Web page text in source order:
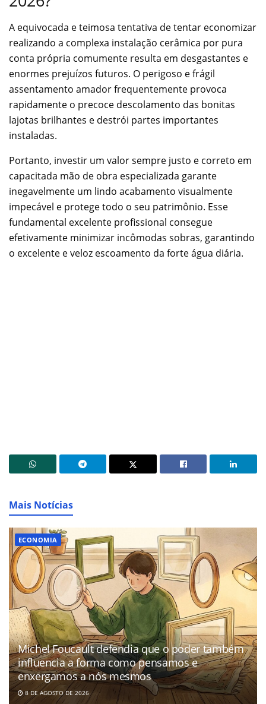
A equivocada e teimosa tentativa de tentar economizar
realizando a complexa instalação cerâmica por pura
conta própria comumente resulta em desgastantes e
enormes prejuízos futuros. O perigoso e frágil
assentamento amador frequentemente provoca
rapidamente o precoce descolamento das bonitas
lajotas brilhantes e destrói partes importantes
instaladas.
Portanto, investir um valor sempre justo e correto em
capacitada mão de obra especializada garante
inegavelmente um lindo acabamento visualmente
impecável e protege todo o seu patrimônio. Esse
fundamental excelente profissional consegue
efetivamente minimizar incômodas sobras, garantindo
o excelente e veloz escoamento da forte água diária.
Mais Notícias
ECONOMIA
Michel Foucault defendia que o poder também
influencia a forma como pensamos e
enxergamos a nós mesmos
8 DE AGOSTO DE 2026